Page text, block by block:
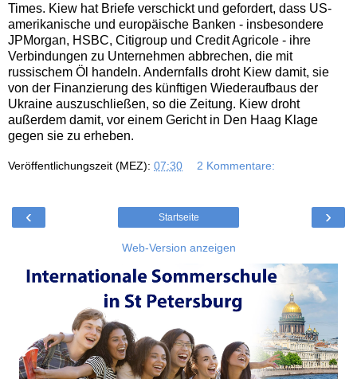
Times. Kiew hat Briefe verschickt und gefordert, dass US-
amerikanische und europäische Banken - insbesondere
JPMorgan, HSBC, Citigroup und Credit Agricole - ihre
Verbindungen zu Unternehmen abbrechen, die mit
russischem Öl handeln. Andernfalls droht Kiew damit, sie
von der Finanzierung des künftigen Wiederaufbaus der
Ukraine auszuschließen, so die Zeitung. Kiew droht
außerdem damit, vor einem Gericht in Den Haag Klage
gegen sie zu erheben.
Veröffentlichungszeit (MEZ): 07:30 2 Kommentare:
‹ ›
Startseite
Web-Version anzeigen